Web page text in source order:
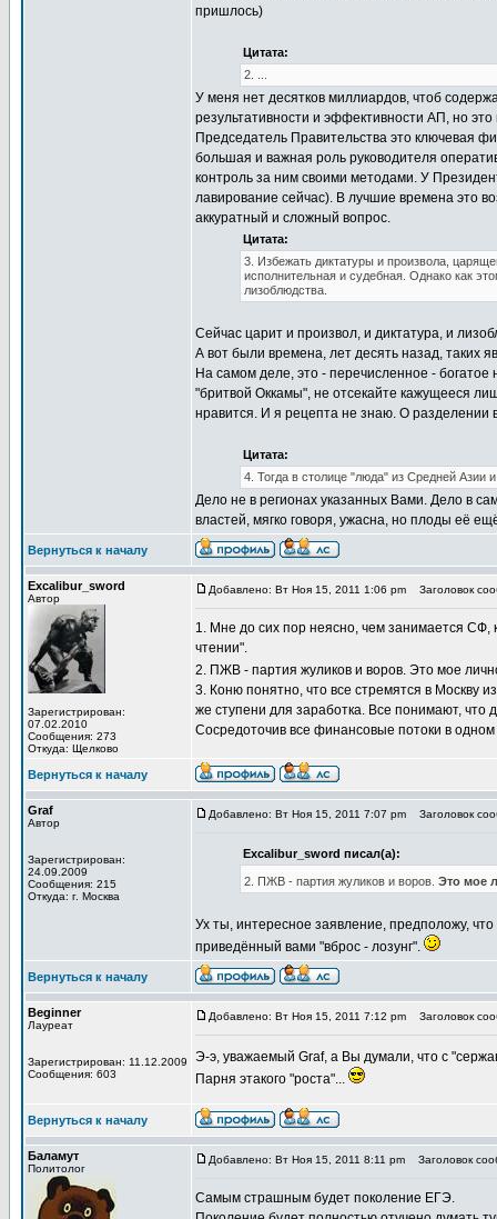
пришлось)
Цитата:
2. ...
У меня нет десятков миллиардов, чтоб
результативности и эффективности АП, но
Председатель Правительства это ключевая
большая и важная роль руководителя
контроль за ним своими методами. У
лавирование сейчас). В лучшие времена это
аккуратный и сложный вопрос.
Цитата:
3. Избежать диктатуры и произвола,
исполнительная и судебная. Однако как
лизоблюдства.
Сейчас царит и произвол, и диктатура, и
А вот были времена, лет десять назад, таких
На самом деле, это - перечисленное - богатое
"бритвой Оккамы", не отсекайте кажущееся
нравится. И я рецепта не знаю. О разделении
Цитата:
4. Тогда в столице "люда" из Средней Азии
Дело не в регионах указанных Вами. Дело в
властей, мягко говоря, ужасна, но плоды её
Вернуться к началу
Excalibur_sword
Автор
Зарегистрирован:
07.02.2010
Сообщения: 273
Откуда: Щелково
Добавлено: Вт Ноя 15, 2011 1:06 pm Заголовок
1. Мне до сих пор неясно, чем занимается
чтении".
2. ПЖВ - партия жуликов и воров. Это мое
3. Коню понятно, что все стремятся в Москву
же ступени для заработка. Все понимают, что
Сосредоточив все финансовые потоки в одном
Вернуться к началу
Graf
Автор
Зарегистрирован:
24.09.2009
Сообщения: 215
Откуда: г. Москва
Добавлено: Вт Ноя 15, 2011 7:07 pm Заголовок
Excalibur_sword писал(а):
2. ПЖВ - партия жуликов и воров. Это мое
Ух ты, интересное заявление, предположу,
приведённый вами "вброс - лозунг".
Вернуться к началу
Beginner
Лауреат
Зарегистрирован: 11.12.2009
Сообщения: 603
Добавлено: Вт Ноя 15, 2011 7:12 pm Заголовок
Э-э, уважаемый Graf, а Вы думали, что с
Парня этакого "роста"...
Вернуться к началу
Баламут
Политолог
Добавлено: Вт Ноя 15, 2011 8:11 pm Заголовок
Самым страшным будет поколение ЕГЭ.